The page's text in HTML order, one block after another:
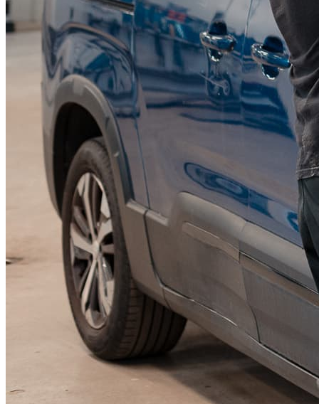
KGM Pickups
Fordonstyp
PickupTransportbilPersonbil
Visa alla fordon